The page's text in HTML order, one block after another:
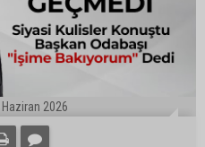
Haziran 2026